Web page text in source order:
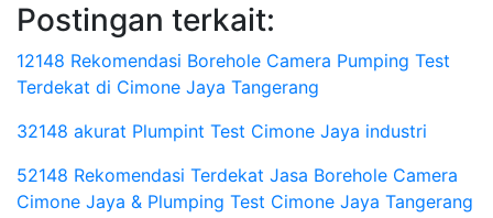
Postingan terkait:
12148 Rekomendasi Borehole Camera Pumping Test
Terdekat di Cimone Jaya Tangerang
32148 akurat Plumpint Test Cimone Jaya industri
52148 Rekomendasi Terdekat Jasa Borehole Camera
Cimone Jaya & Plumping Test Cimone Jaya Tangerang